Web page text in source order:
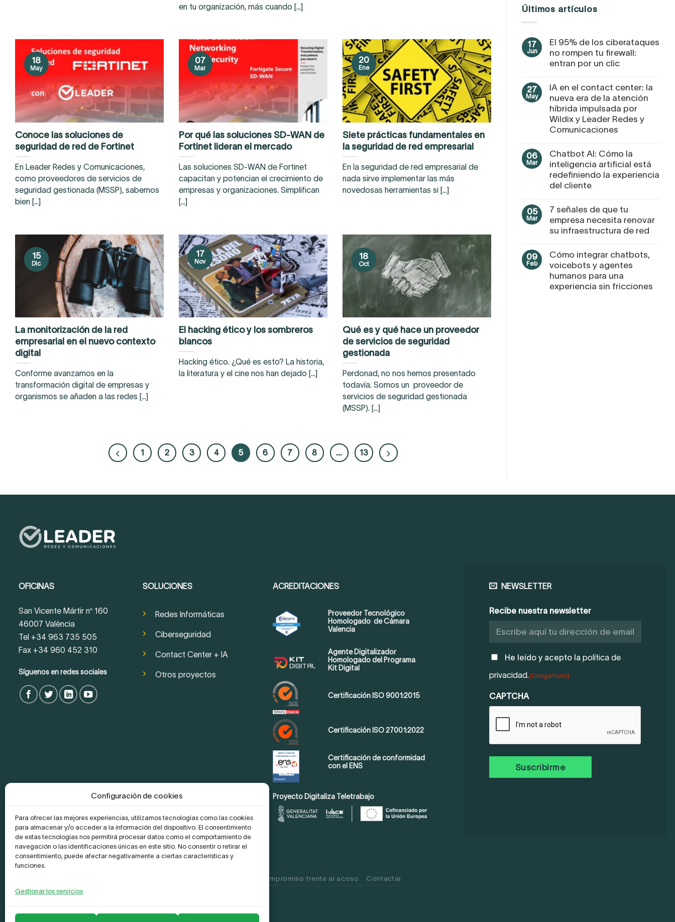
Configuración de cookies
Para ofrecer las mejores experiencias, utilizamos tecnologías como las cookies
para almacenar y/o acceder a la información del dispositivo. El consentimiento
de estas tecnologías nos permitirá procesar datos como el comportamiento de
navegación o las identificaciones únicas en este sitio. No consentir o retirar el
consentimiento, puede afectar negativamente a ciertas características y
funciones.
Gestionar los servicios
en tu organización, más cuando [...]
Conoce las soluciones de
seguridad de red de Fortinet
En Leader Redes y Comunicaciones,
como proveedores de servicios de
seguridad gestionada (MSSP), sabemos
bien [...]
18
May
Por qué las soluciones SD-WAN de
Fortinet lideran el mercado
Las soluciones SD-WAN de Fortinet
capacitan y potencian el crecimiento de
empresas y organizaciones. Simplifican
[...]
07
Mar
Siete prácticas fundamentales en
la seguridad de red empresarial
En la seguridad de red empresarial de
nada sirve implementar las más
novedosas herramientas si [...]
20
Ene
La monitorización de la red
empresarial en el nuevo contexto
digital
Conforme avanzamos en la
transformación digital de empresas y
organismos se añaden a las redes [...]
15
Dic
El hacking ético y los sombreros
blancos
Hacking ético. ¿Qué es esto? La historia,
la literatura y el cine nos han dejado [...]
17
Nov
Qué es y qué hace un proveedor
de servicios de seguridad
gestionada
Perdonad, no nos hemos presentado
todavía. Somos un proveedor de
servicios de seguridad gestionada
(MSSP). [...]
18
Oct
1 2 3 4 5 6 7 8 … 13
Últimos artículos
17
Jun
El 95% de los ciberataques
no rompen tu firewall:
entran por un clic
27
May
IA en el contact center: la
nueva era de la atención
híbrida impulsada por
Wildix y Leader Redes y
Comunicaciones
06
Mar
Chatbot AI: Cómo la
inteligencia artificial está
redefiniendo la experiencia
del cliente
05
Mar
7 señales de que tu
empresa necesita renovar
su infraestructura de red
09
Feb
Cómo integrar chatbots,
voicebots y agentes
humanos para una
experiencia sin fricciones
OFICINAS
San Vicente Mártir nº 160
46007 València
Tel +34 963 735 505
Fax +34 960 452 310
Síguenos en redes sociales
SOLUCIONES
Redes Informáticas
Ciberseguridad
Contact Center + IA
Otros proyectos
ACREDITACIONES
Proveedor Tecnológico
Homologado de Cámara
Valencia
Agente Digitalizador
Homologado del Programa
Kit Digital
Certificación ISO 9001:2015
Certificación ISO 27001:2022
Certificación de conformidad
con el ENS
Proyecto Digitaliza Teletrabajo
NEWSLETTER
Recibe nuestra newsletter
POLÍTICA
PRIVACIDAD
(OBLIGATORIO)
He leído y acepto la política de
privacidad.(Obligatorio)
CAPTCHA
Compromiso frente al acoso Contactar
Copyright 2026 ©Leader Network